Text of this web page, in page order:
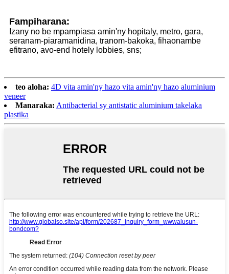
Fampiharana:
Izany no be mpampiasa amin'ny hopitaly, metro, gara,
seranam-piaramanidina, tranom-bakoka, fihaonambe
efitrano, avo-end hotely lobbies, sns;
teo aloha: 4D vita amin'ny hazo vita amin'ny hazo aluminium
veneer
Manaraka: Antibacterial sy antistatic aluminium takelaka
plastika